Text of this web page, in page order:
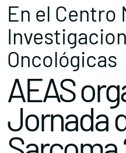
En el Centro
Oncológicas
AEAS
Jornada